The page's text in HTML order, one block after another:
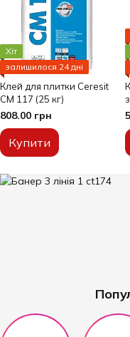
Хіт
залишилося 24 дні
Клей для плитки Ceresit
CM 117 (25 кг)
808.00 грн
Купити